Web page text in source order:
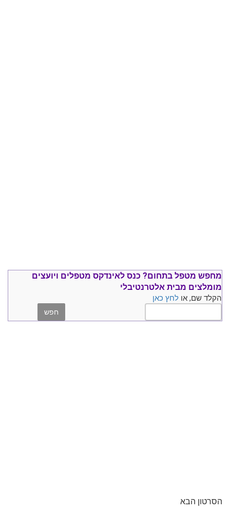
מחפש מטפל בתחום? כנס לאינדקס מטפלים ויועצים
מומלצים מבית אלטרנטיבלי
הקלד שם, או לחץ כאן
הסרטון הבא